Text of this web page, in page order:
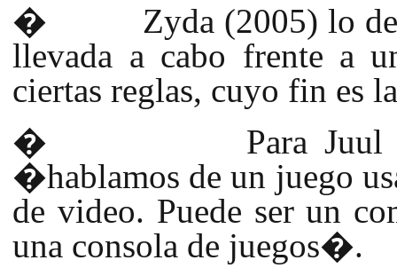
�
Zyda (2005) lo
llevada a cabo frente a
ciertas reglas, cuyo fin
�
Para
�hablamos de un juego
de video. Puede ser un
una consola de juegos�.